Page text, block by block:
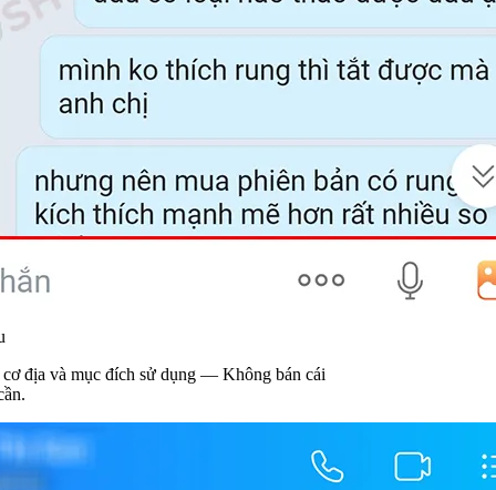
dụng — Không bán cái